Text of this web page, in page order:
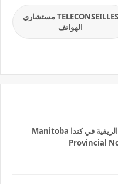
TELECONSEILLES مستشاري
الهواتف
التسجيل للهجرة للمناطق الريفية في كندا Manitoba
Provincial